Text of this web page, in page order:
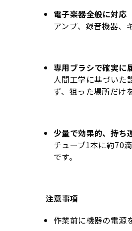
電子楽器全般に対応
アンプ、録音機器、
専用ブラシで確実に
人間工学に基づいた
ず、狙った場所だけ
少量で効果的、持ち
チューブ1本に約70
です。
注意事項
作業前に機器の電源